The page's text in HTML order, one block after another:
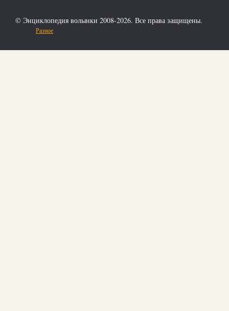
© Энциклопедия волынки 2008-2026. Все права защищены.
Разное